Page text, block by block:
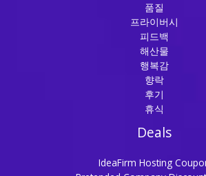
품질
프라이버시
피드백
해산물
행복감
향락
후기
휴식
Deals
IdeaFirm Hosting